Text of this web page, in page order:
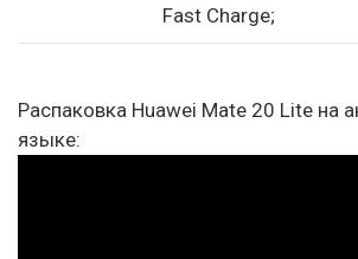
Fast Charge;
Распаковка Huawei Mate 20 Lite на
языке: